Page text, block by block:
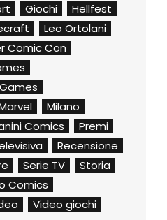
Giochi
Hellfest
Leo Ortolani
Comic Con
Milano
Comics
Premi
Recensione
Serie TV
Storia
Comics
Video giochi